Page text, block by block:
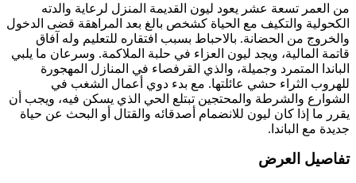
من العمر تسعة عشر يعود ليون القديمة المنزل لرعاية والدته
الكحولية والتكيف مع الحياة كشخص بالغ بعد المراهقة قضى الدخول
والخروج من الحضانة. بالاحباط بسبب افتقاره للتعليم وله آفاق
قاتمة المالية، ويجد ليون العزاء في حلبة الملاكمة. وسرعان ما يلبي
الباندا المتمرد وجميلة، والذي القرفصاء في المنازل المهجورة
للهروب الثراء حشي عائلتها. مع بدء دوي أعمال الشغب في
الشوارع والشرطة والمحتجين تبتلع الحي الذي يسكن فيه، ويجب أن
يقرر ما إذا كان ليون للانضمام أصدقائه والقتال أو البحث عن حياة
جديدة مع الباندا.
تفاصيل العرض